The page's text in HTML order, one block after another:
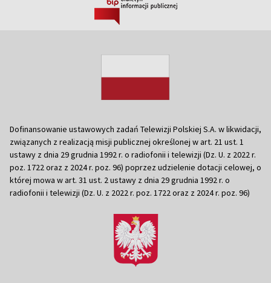
Dofinansowanie ustawowych zadań Telewizji Polskiej S.A. w likwidacji,
związanych z realizacją misji publicznej określonej w art. 21 ust. 1
ustawy z dnia 29 grudnia 1992 r. o radiofonii i telewizji (Dz. U. z 2022 r.
poz. 1722 oraz z 2024 r. poz. 96) poprzez udzielenie dotacji celowej, o
której mowa w art. 31 ust. 2 ustawy z dnia 29 grudnia 1992 r. o
radiofonii i telewizji (Dz. U. z 2022 r. poz. 1722 oraz z 2024 r. poz. 96)